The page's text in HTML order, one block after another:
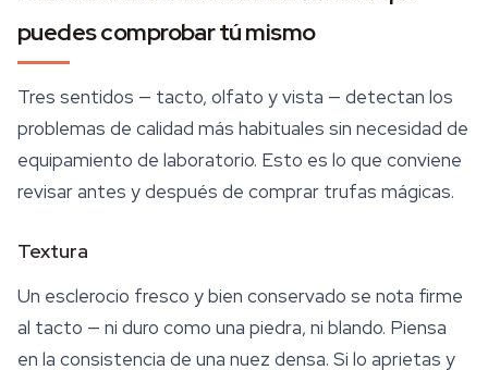
puedes comprobar tú mismo
Tres sentidos — tacto, olfato y vista — detectan los
problemas de calidad más habituales sin necesidad de
equipamiento de laboratorio. Esto es lo que conviene
revisar antes y después de comprar trufas mágicas.
Textura
Un esclerocio fresco y bien conservado se nota firme
al tacto — ni duro como una piedra, ni blando. Piensa
en la consistencia de una nuez densa. Si lo aprietas y